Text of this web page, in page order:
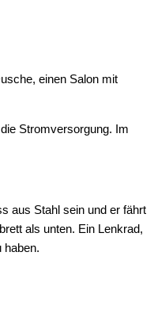
einen Salon mit
Stromversorgung. Im
aus Stahl sein und er fährt
als unten. Ein Lenkrad,
haben.